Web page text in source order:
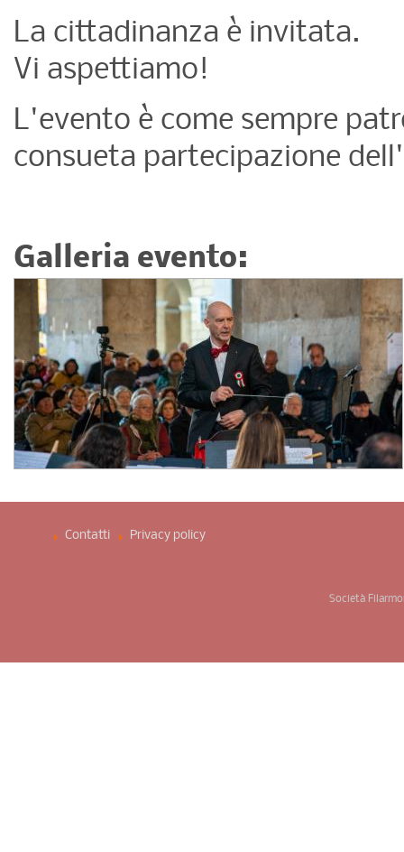
La cittadinanza è invitata.
Vi aspettiamo!
L'evento è come sempre
consueta partecipazione
Galleria evento:
Contatti Privacy policy ­
Società